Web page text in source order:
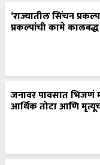
‘राज्यातील सिंचन
प्रकल्पांची कामे कालबद्ध
जनावर पावसात
आर्थिक तोटा आणि